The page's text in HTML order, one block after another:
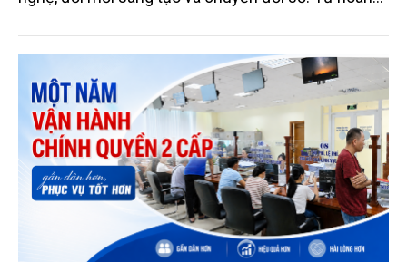
lực và kinh tế số, địa phương đang tạo nền tảng
vững chắc cho tăng trưởng bền vững.